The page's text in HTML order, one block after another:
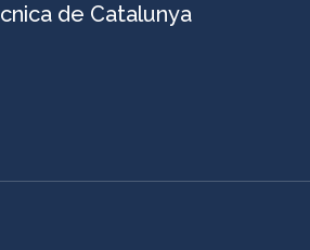
de Catalunya